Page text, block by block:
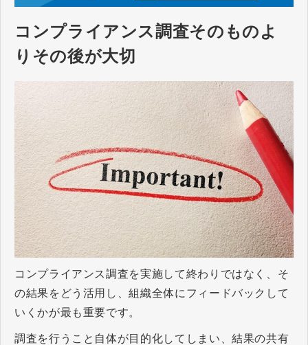
コンプライアンス調査そのものよ
りその後が大切
コンプライアンス調査を実施して終わりではなく、そ
の結果をどう活用し、組織全体にフィードバックして
いくかが最も重要です。
調査を行うこと自体が目的化してしまい、結果の共有